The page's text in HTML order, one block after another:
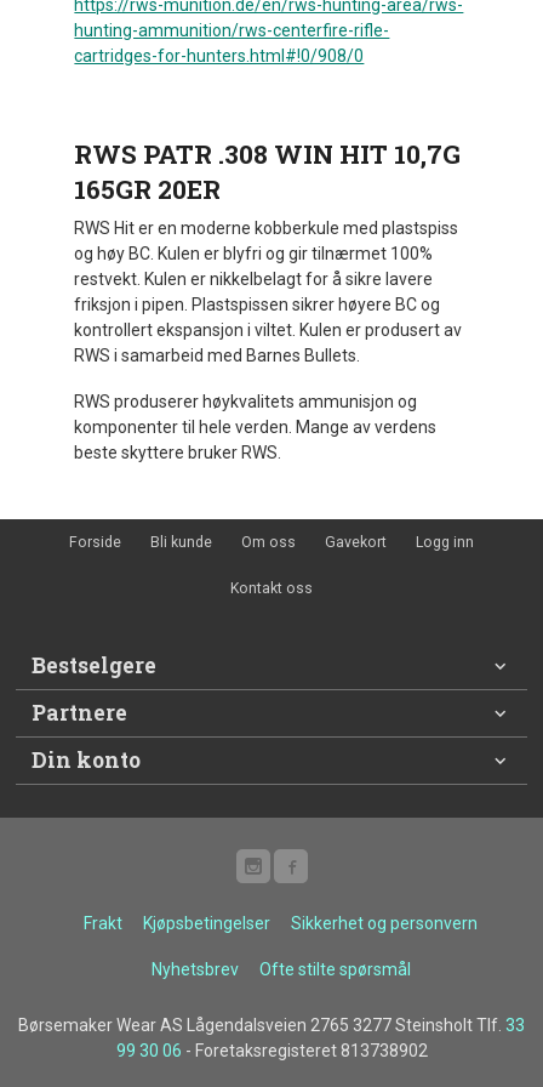
https://rws-munition.de/en/rws-hunting-area/rws-
hunting-ammunition/rws-centerfire-rifle-
cartridges-for-hunters.html#!0/908/0
RWS PATR .308 WIN HIT 10,7G
165GR 20ER
RWS Hit er en moderne kobberkule med plastspiss
og høy BC. Kulen er blyfri og gir tilnærmet 100%
restvekt. Kulen er nikkelbelagt for å sikre lavere
friksjon i pipen. Plastspissen sikrer høyere BC og
kontrollert ekspansjon i viltet. Kulen er produsert av
RWS i samarbeid med Barnes Bullets.
RWS produserer høykvalitets ammunisjon og
komponenter til hele verden. Mange av verdens
beste skyttere bruker RWS.
Forside Bli kunde Om oss Gavekort Logg inn
Kontakt oss
Bestselgere
Partnere
Din konto
Frakt Kjøpsbetingelser Sikkerhet og personvern
Nyhetsbrev Ofte stilte spørsmål
Børsemaker Wear AS Lågendalsveien 2765 3277 Steinsholt Tlf. 33
99 30 06 - Foretaksregisteret 813738902